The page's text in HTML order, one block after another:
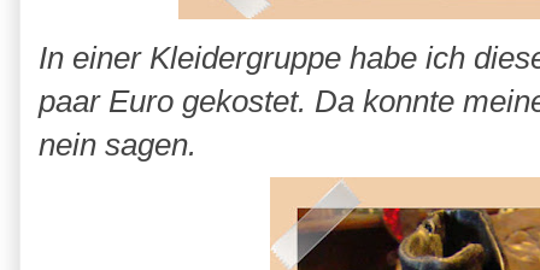
In einer Kleidergruppe habe ich
paar Euro gekostet. Da konnte
nein sagen.